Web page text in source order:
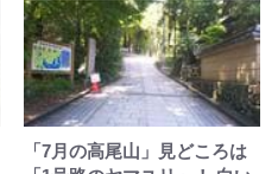
「7月の高尾山」見どころは